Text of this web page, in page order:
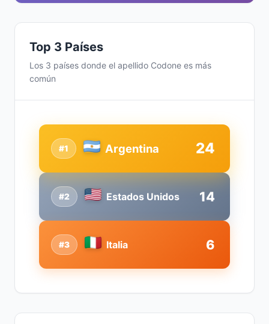
Top 3 Países
Los 3 países donde el apellido Codone es más
común
#2 Estados Unidos 14
#1 Argentina 24
#3 Italia 6